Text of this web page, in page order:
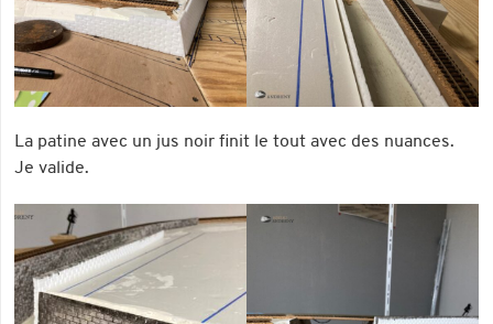
La patine avec un jus noir finit le tout avec des nuances.
Je valide.